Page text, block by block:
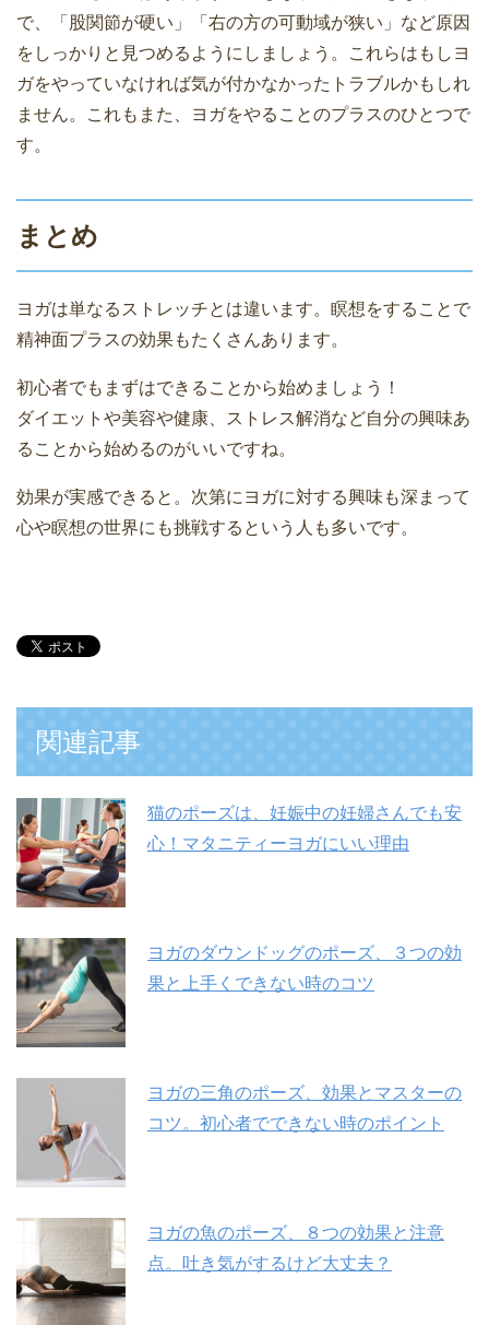
で、「股関節が硬い」「右の方の可動域が狭い」など原因
をしっかりと見つめるようにしましょう。これらはもしヨ
ガをやっていなければ気が付かなかったトラブルかもしれ
ません。これもまた、ヨガをやることのプラスのひとつで
す。
まとめ
ヨガは単なるストレッチとは違います。瞑想をすることで
精神面プラスの効果もたくさんあります。
初心者でもまずはできることから始めましょう！
ダイエットや美容や健康、ストレス解消など自分の興味あ
ることから始めるのがいいですね。
効果が実感できると。次第にヨガに対する興味も深まって
心や瞑想の世界にも挑戦するという人も多いです。
関連記事
猫のポーズは、妊娠中の妊婦さんでも安
心！マタニティーヨガにいい理由
ヨガのダウンドッグのポーズ、３つの効
果と上手くできない時のコツ
ヨガの三角のポーズ、効果とマスターの
コツ。初心者でできない時のポイント
ヨガの魚のポーズ、８つの効果と注意
点。吐き気がするけど大丈夫？